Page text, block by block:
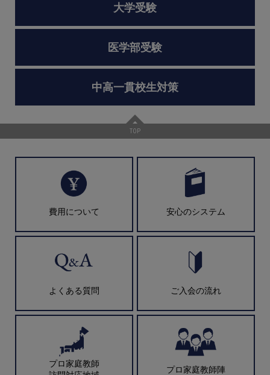
大学受験
医学部受験
中高一貫校生対策
TOP
費用について 安心のシステム
よくある質問 ご入会の流れ
プロ家庭教師
プロ家庭教師陣